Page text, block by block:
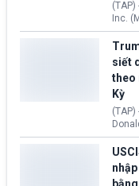
dịu
Inc.
bang
cầu
USD
phục
định
toà
tảng
cuộc
khỏe
thiếu
siết
theo
Kỳ
sắc
theo